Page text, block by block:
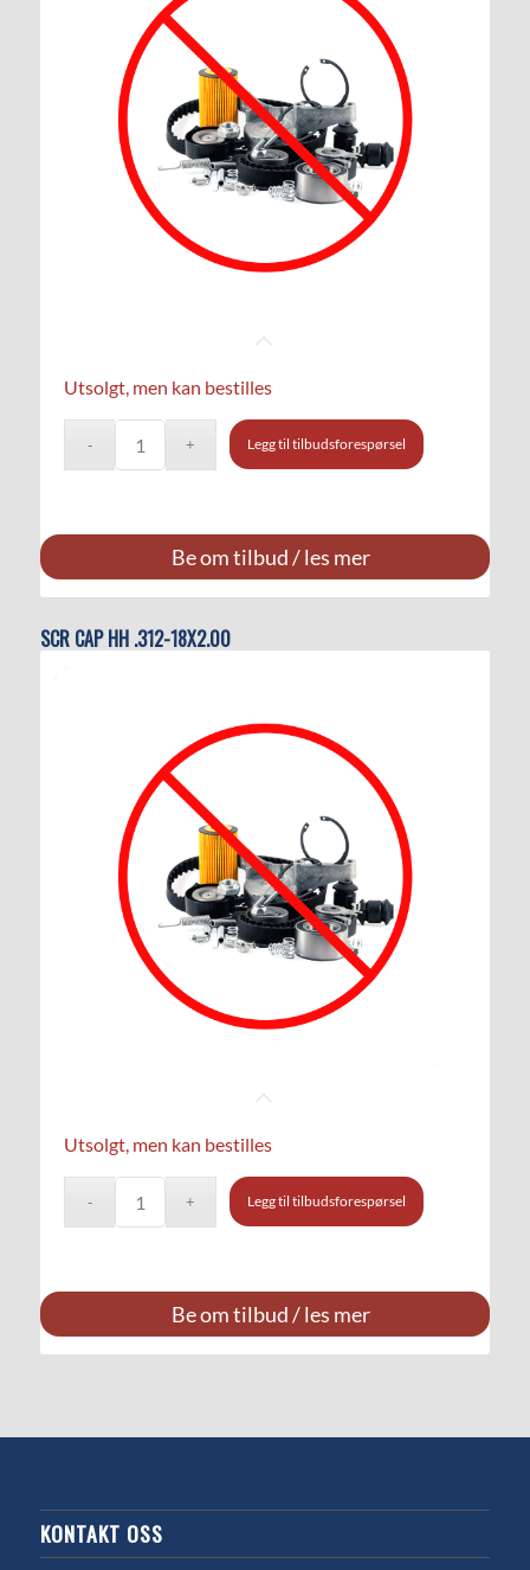
Utsolgt, men kan bestilles
Legg til tilbudsforespørsel
Be om tilbud / les mer
SCR CAP HH .312-18X2.00
Utsolgt, men kan bestilles
Legg til tilbudsforespørsel
Be om tilbud / les mer
KONTAKT OSS